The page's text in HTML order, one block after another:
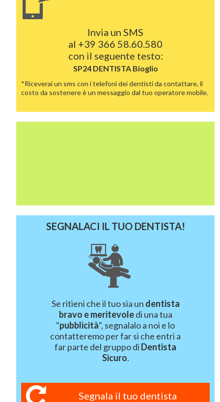
Invia un SMS
al +39 366 58.60.580
con il seguente testo:
SP24 DENTISTA Bioglio
*Riceverai un sms con i telefoni dei dentisti da contattare, il
costo da sostenere è un messaggio dal tuo operatore mobile.
SEGNALACI IL TUO DENTISTA!
Se ritieni che il tuo sia un dentista
bravo e meritevoledi una tua
"pubblicità", segnalalo a noi e lo
contatteremo per far si che entri a
far parte del gruppo di Dentista
Sicuro.
Segnala il tuo dentista